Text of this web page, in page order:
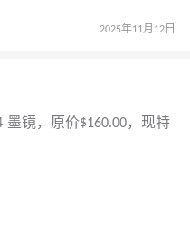
2025年11月12日
墨镜，原价$160.00，现特